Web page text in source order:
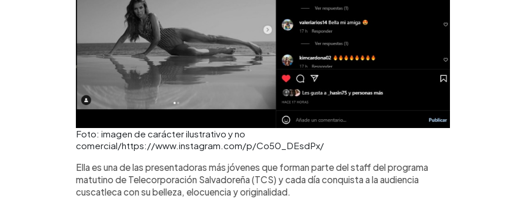
Foto: imagen de carácter ilustrativo y no
comercial/https://www.instagram.com/p/Co50_DEsdPx/
Ella es una de las presentadoras más jóvenes que forman parte del staff del programa
matutino de Telecorporación Salvadoreña (TCS) y cada día conquista a la audiencia
cuscatleca con su belleza, elocuencia y originalidad.